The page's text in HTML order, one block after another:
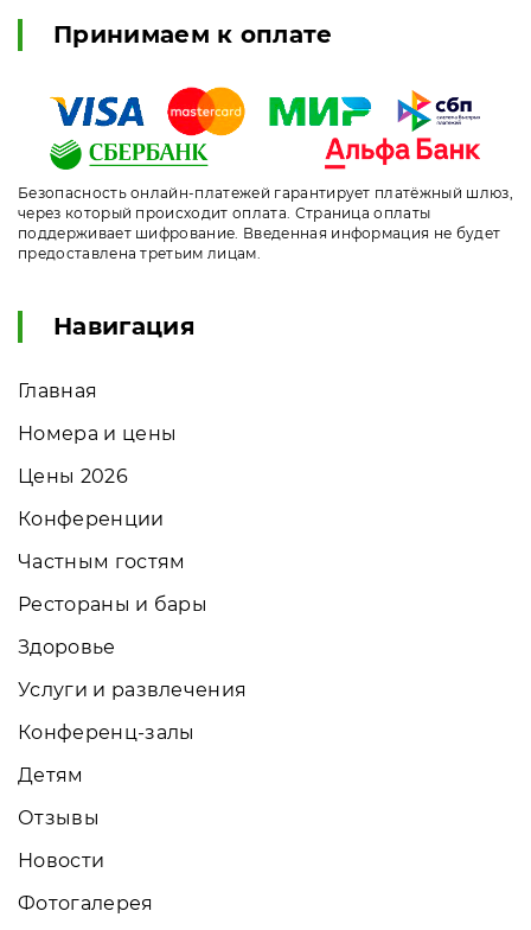
Принимаем к оплате
Безопасность онлайн-платежей гарантирует платёжный шлюз,
через который происходит оплата. Страница оплаты
поддерживает шифрование. Введенная информация не будет
предоставлена третьим лицам.
Навигация
Главная
Номера и цены
Цены 2026
Конференции
Частным гостям
Рестораны и бары
Здоровье
Услуги и развлечения
Конференц-залы
Детям
Отзывы
Новости
Фотогалерея